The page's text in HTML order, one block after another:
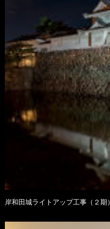
岸和田城ライトアップ工事（２期）